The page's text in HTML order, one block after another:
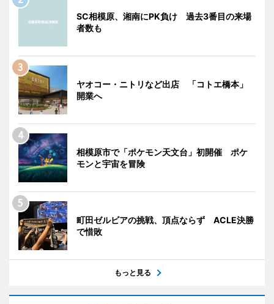
SC相模原、湘南にPK負け 過去3番目の来場
者数も
ヤオコー・ニトリなど出店 「コトエ橋本」
開業へ
相模原市で「ポケモン天文台」初開催 ポケ
モンと宇宙を冒険
町田ゼルビアの挑戦、頂点ならず ACLE決勝
で惜敗
もっと見る